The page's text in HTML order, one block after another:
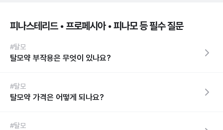
피나스테리드 • 프로페시아 • 피나모 등 필수 질문
#탈모
탈모약 부작용은 무엇이 있나요?
#탈모
탈모약 가격은 어떻게 되나요?
#탈모